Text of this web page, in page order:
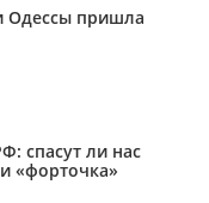
Одессы пришла
спасут ли нас
«форточка»